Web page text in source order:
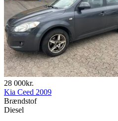
28 000kr.
Kia Ceed 2009
Brændstof
Diesel